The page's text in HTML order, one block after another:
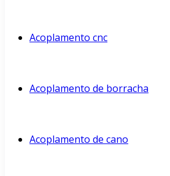
Acoplamento cnc
Acoplamento de borracha
Acoplamento de cano